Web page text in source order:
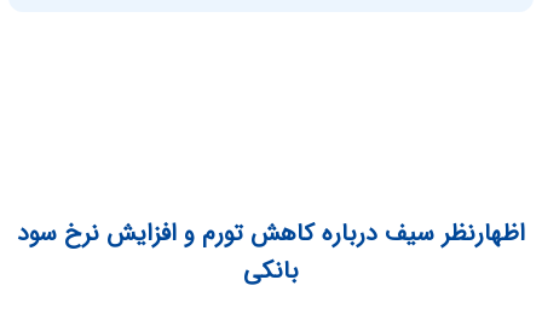
اظهارنظر سیف درباره کاهش تورم و افزایش نرخ سود
بانکی